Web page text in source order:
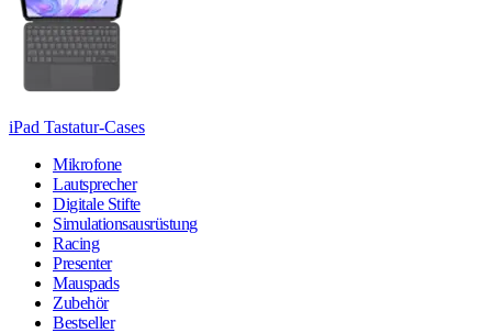
iPad Tastatur-Cases
Mikrofone
Lautsprecher
Digitale Stifte
Simulationsausrüstung
Racing
Presenter
Mauspads
Zubehör
Bestseller